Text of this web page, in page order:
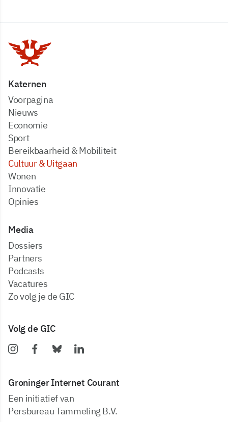
Katernen
Voorpagina
Nieuws
Economie
Sport
Bereikbaarheid & Mobiliteit
Cultuur & Uitgaan
Wonen
Innovatie
Opinies
Media
dossiers
partners
podcasts
vacatures
zo volg je de GIC
Volg de GIC
Groninger Internet Courant
Een initiatief van
Persbureau Tammeling B.V.